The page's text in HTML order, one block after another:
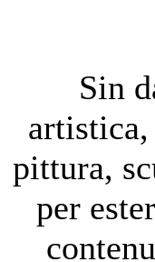
Sin
pittura,
per